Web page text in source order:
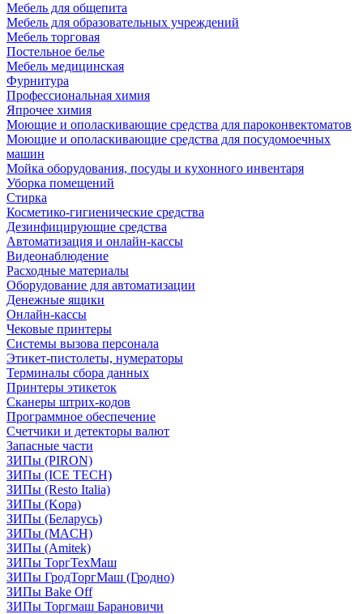
Мебель для общепита
Мебель для образовательных учреждений
Мебель торговая
Постельное белье
Мебель медицинская
Фурнитура
Профессиональная химия
Япрочее химия
Моющие и ополаскивающие средства для пароконвектоматов
Моющие и ополаскивающие средства для посудомоечных
машин
Мойка оборудования, посуды и кухонного инвентаря
Уборка помещений
Стирка
Косметико-гигиенические средства
Дезинфицирующие средства
Автоматизация и онлайн-кассы
Видеонаблюдение
Расходные материалы
Оборудование для автоматизации
Денежные ящики
Онлайн-кассы
Чековые принтеры
Системы вызова персонала
Этикет-пистолеты, нумераторы
Терминалы сбора данных
Принтеры этикеток
Сканеры штрих-кодов
Программное обеспечение
Счетчики и детекторы валют
Запасные части
ЗИПы (PIRON)
ЗИПы (ICE TECH)
ЗИПы (Resto Italia)
ЗИПы (Kopa)
ЗИПы (Беларусь)
ЗИПы (MACH)
ЗИПы (Amitek)
ЗИПы ТоргТехМаш
ЗИПы ГродТоргМаш (Гродно)
ЗИПы Bake Off
ЗИПы Торгмаш Барановичи